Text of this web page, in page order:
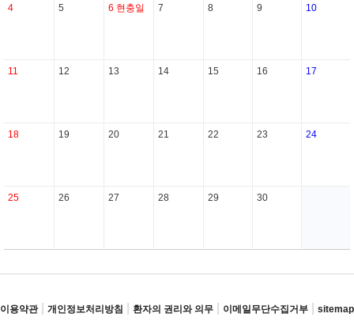
4 5 6 현충일 7 8 9 10
11 12 13 14 15 16 17
18 19 20 21 22 23 24
25 26 27 28 29 30
이용약관 개인정보처리방침 환자의 권리와 의무 이메일무단수집거부 sitemap